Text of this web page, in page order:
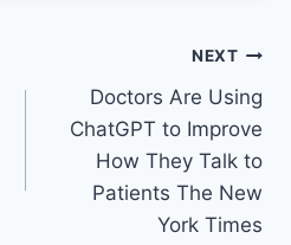
NEXT
Doctors Are Using
ChatGPT to Improve
How They Talk to
Patients The New
York Times